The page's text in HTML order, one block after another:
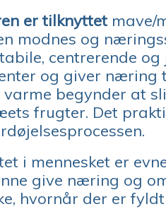
er tilknyttet mave/
modnes og
centrerende
og giver næring
varme begynder at
frugter. Det
i mennesket er
give næring og
hvornår der er